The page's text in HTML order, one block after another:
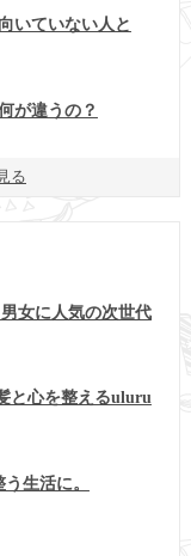
いていない人と
が違うの？
る
女に人気の次世代
と心を整えるuluru
生活に。